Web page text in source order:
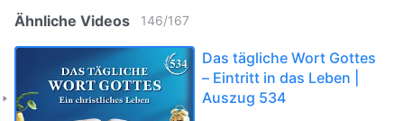
Ähnliche Videos 146/167
Das tägliche Wort Gottes
– Eintritt in das Leben |
Auszug 534